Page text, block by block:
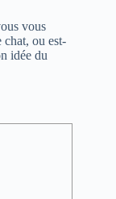
vous
chat, ou est-
idée du